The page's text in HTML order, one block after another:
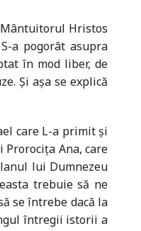
Hristos
a pogorât asupra
în mod liber, de
Și așa se explică
care L-a primit și
Ana, care
lui Dumnezeu
trebuie să ne
se întrebe dacă la
întregii istorii a